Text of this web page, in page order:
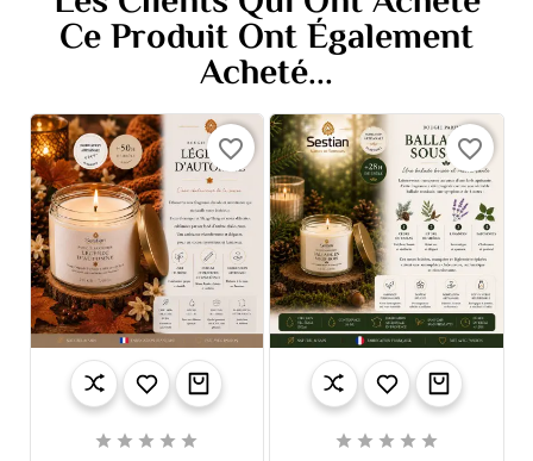
Ce Produit Ont Également
Acheté...
    
favorite_border
    
favorite_border